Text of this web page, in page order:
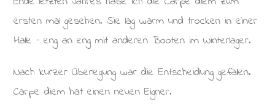
ersten mal gesehen. Sie lag warm und trocken in einer
Halle – eng an eng mit anderen Booten im Winterlager.
Nach kurzer Überlegung war die Entscheidung gefallen.
Carpe diem hat einen neuen Eigner.